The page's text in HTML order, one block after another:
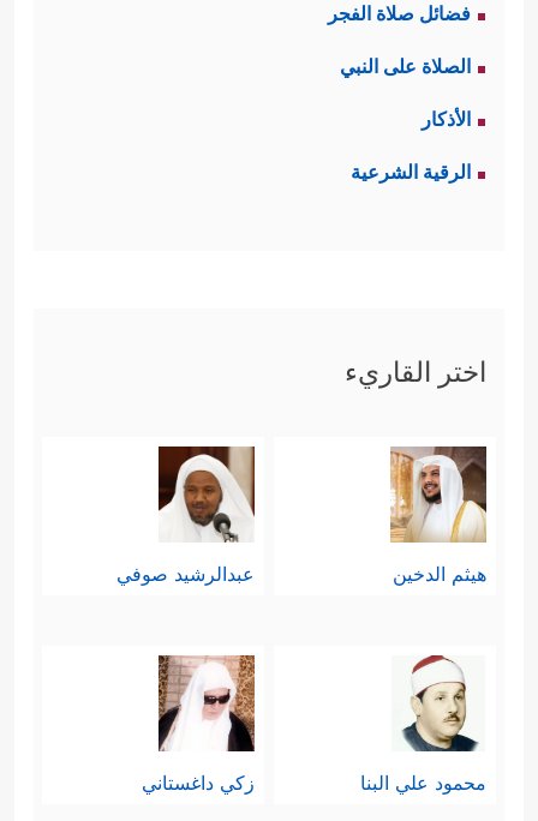
فضائل صلاة الفجر
الصلاة على النبي
الأذكار
الرقية الشرعية
اختر القاريء
هيثم الدخين عبدالرشيد صوفي
محمود علي البنا زكي داغستاني